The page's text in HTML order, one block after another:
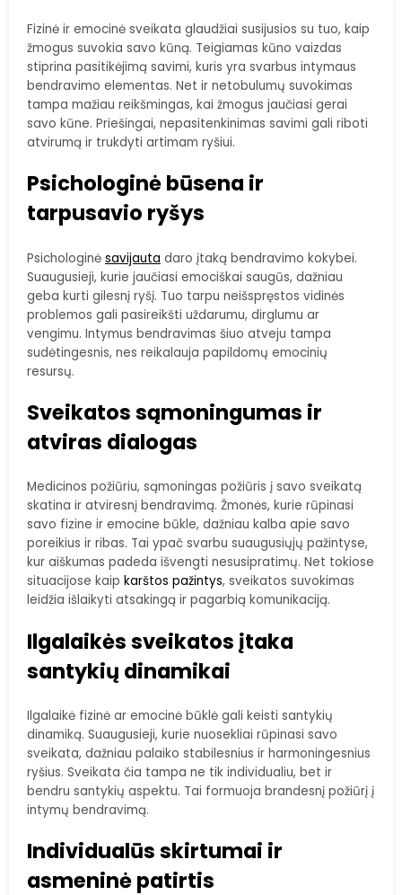
Fizinė ir emocinė sveikata glaudžiai susijusios su tuo, kaip
žmogus suvokia savo kūną. Teigiamas kūno vaizdas
stiprina pasitikėjimą savimi, kuris yra svarbus intymaus
bendravimo elementas. Net ir netobulumų suvokimas
tampa mažiau reikšmingas, kai žmogus jaučiasi gerai
savo kūne. Priešingai, nepasitenkinimas savimi gali riboti
atvirumą ir trukdyti artimam ryšiui.
Psichologinė būsena ir
tarpusavio ryšys
Psichologinė savijauta daro įtaką bendravimo kokybei.
Suaugusieji, kurie jaučiasi emociškai saugūs, dažniau
geba kurti gilesnį ryšį. Tuo tarpu neišspręstos vidinės
problemos gali pasireikšti uždarumu, dirglumu ar
vengimu. Intymus bendravimas šiuo atveju tampa
sudėtingesnis, nes reikalauja papildomų emocinių
resursų.
Sveikatos sąmoningumas ir
atviras dialogas
Medicinos požiūriu, sąmoningas požiūris į savo sveikatą
skatina ir atviresnį bendravimą. Žmonės, kurie rūpinasi
savo fizine ir emocine būkle, dažniau kalba apie savo
poreikius ir ribas. Tai ypač svarbu suaugusiųjų pažintyse,
kur aiškumas padeda išvengti nesusipratimų. Net tokiose
situacijose kaip karštos pažintys, sveikatos suvokimas
leidžia išlaikyti atsakingą ir pagarbią komunikaciją.
Ilgalaikės sveikatos įtaka
santykių dinamikai
Ilgalaikė fizinė ar emocinė būklė gali keisti santykių
dinamiką. Suaugusieji, kurie nuosekliai rūpinasi savo
sveikata, dažniau palaiko stabilesnius ir harmoningesnius
ryšius. Sveikata čia tampa ne tik individualiu, bet ir
bendru santykių aspektu. Tai formuoja brandesnį požiūrį į
intymų bendravimą.
Individualūs skirtumai ir
asmeninė patirtis